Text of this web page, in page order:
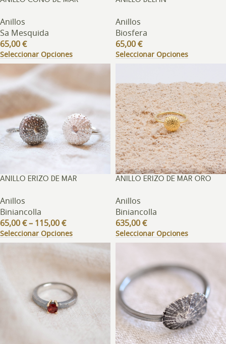
Anillos
Sa Mesquida
65,00€
Seleccionar Opciones
Anillos
Biosfera
65,00€
Seleccionar Opciones
ANILLO ERIZO DE MAR
Anillos
Biniancolla
65,00€– 115,00€
Seleccionar Opciones
ANILLO ERIZO DE MAR ORO
Anillos
Biniancolla
635,00€
Seleccionar Opciones